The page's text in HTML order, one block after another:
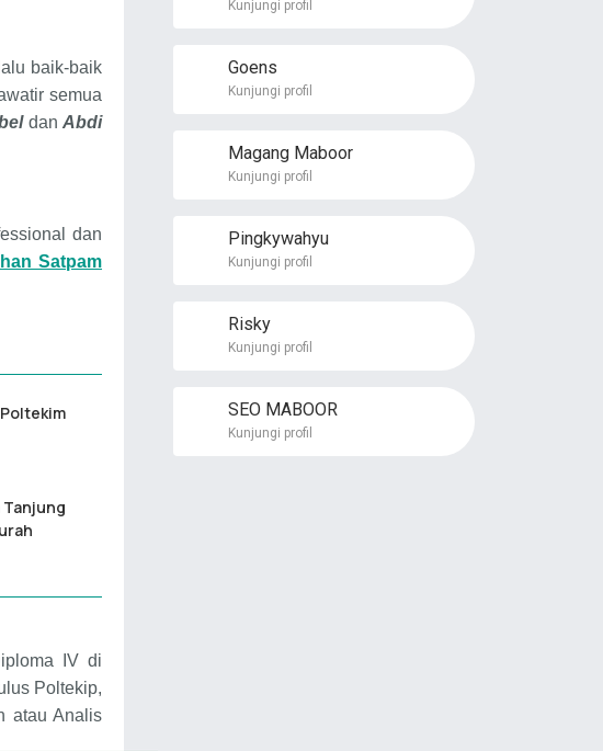
baik-baik
semua
danAbdi
dan
Satpam
IV di
Poltekip,
atau Analis
Kunjungi profil
Goens
Kunjungi profil
Magang Maboor
Kunjungi profil
Pingkywahyu
Kunjungi profil
Risky
Kunjungi profil
SEO MABOOR
Kunjungi profil